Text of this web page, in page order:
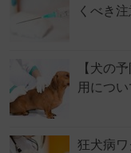
くべき
【犬の
用につ
狂犬病